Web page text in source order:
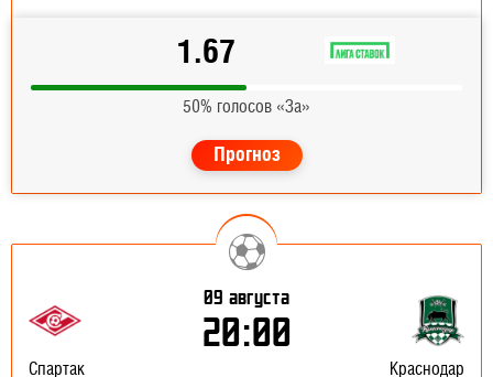
1.67
50% голосов «За»
Прогноз
09 августа
20:00
Спартак Краснодар